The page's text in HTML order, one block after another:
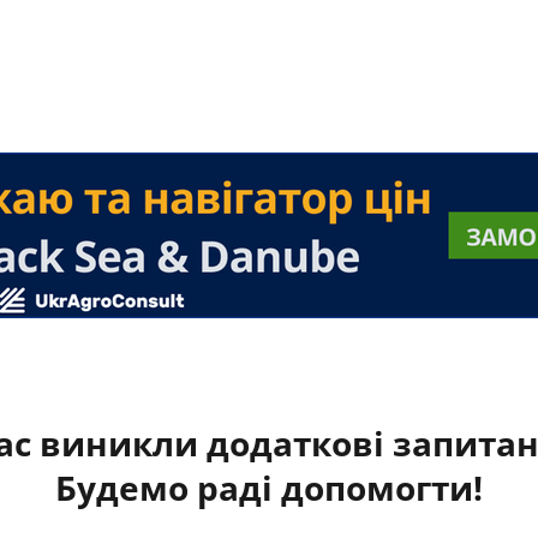
виникли додаткові
Будемо раді допомогти!